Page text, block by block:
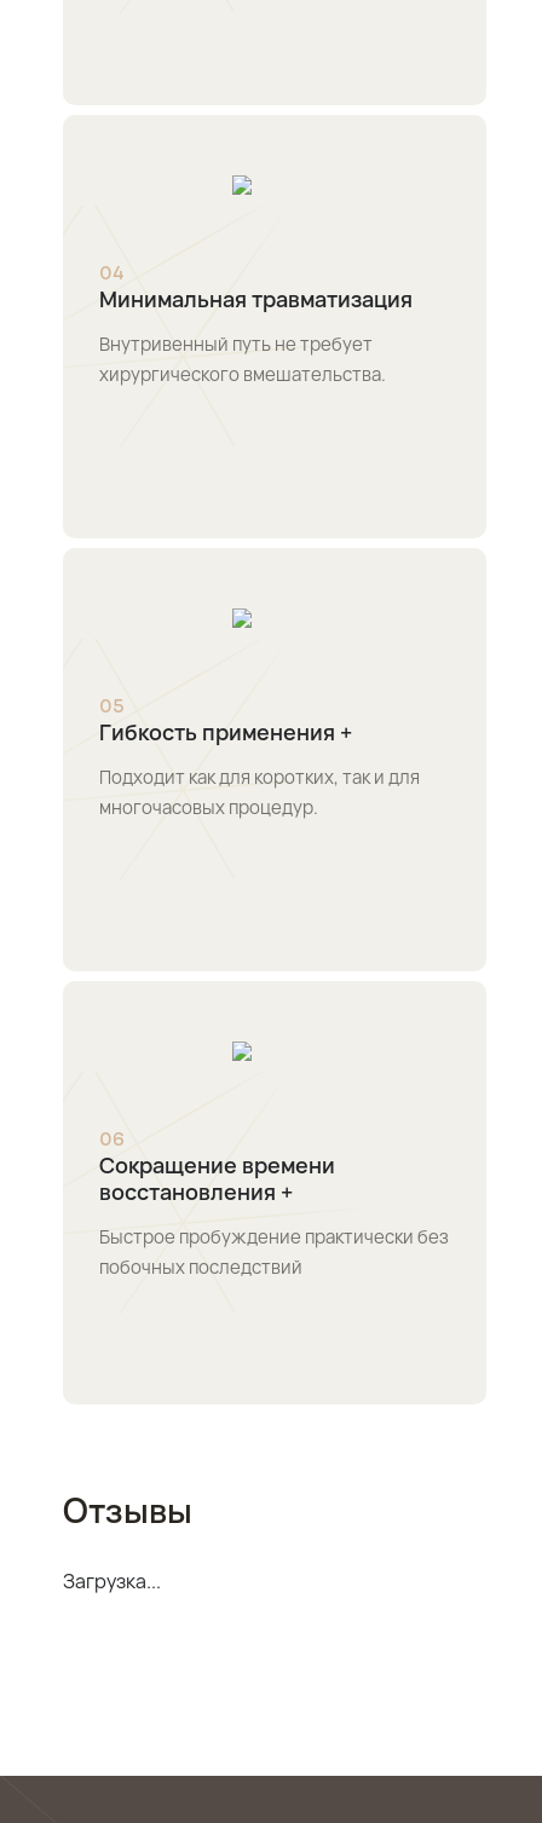
04
Минимальная травматизация
Внутривенный путь не требует
хирургического вмешательства.
05
Гибкость применения +
Подходит как для коротких, так и для
многочасовых процедур.
06
Сокращение времени
восстановления +
Быстрое пробуждение практически без
побочных последствий
Отзывы
Загрузка...